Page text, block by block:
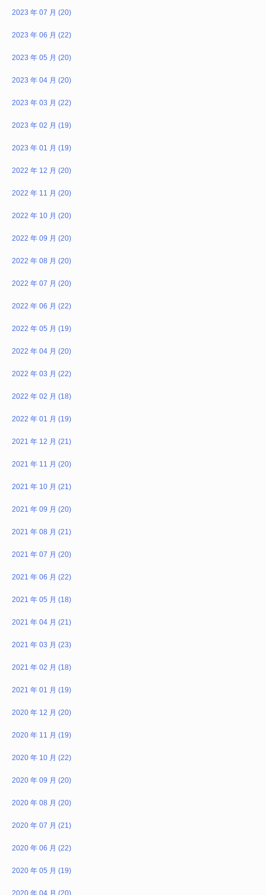
2023 年 07 月 (20)
2023 年 06 月 (22)
2023 年 05 月 (20)
2023 年 04 月 (20)
2023 年 03 月 (22)
2023 年 02 月 (19)
2023 年 01 月 (19)
2022 年 12 月 (20)
2022 年 11 月 (20)
2022 年 10 月 (20)
2022 年 09 月 (20)
2022 年 08 月 (20)
2022 年 07 月 (20)
2022 年 06 月 (22)
2022 年 05 月 (19)
2022 年 04 月 (20)
2022 年 03 月 (22)
2022 年 02 月 (18)
2022 年 01 月 (19)
2021 年 12 月 (21)
2021 年 11 月 (20)
2021 年 10 月 (21)
2021 年 09 月 (20)
2021 年 08 月 (21)
2021 年 07 月 (20)
2021 年 06 月 (22)
2021 年 05 月 (18)
2021 年 04 月 (21)
2021 年 03 月 (23)
2021 年 02 月 (18)
2021 年 01 月 (19)
2020 年 12 月 (20)
2020 年 11 月 (19)
2020 年 10 月 (22)
2020 年 09 月 (20)
2020 年 08 月 (20)
2020 年 07 月 (21)
2020 年 06 月 (22)
2020 年 05 月 (19)
2020 年 04 月 (20)